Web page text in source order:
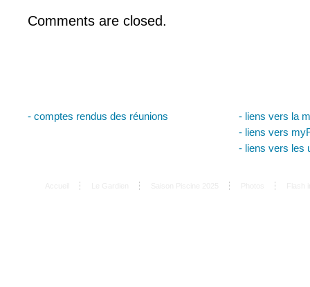
Comments are closed.
- comptes rendus des réunions
- liens vers la
- liens vers
- liens vers les